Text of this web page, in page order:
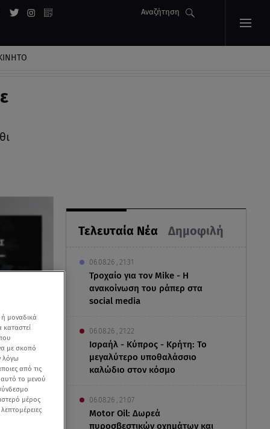
Αναζήτηση
Τελευταία Νέα Δημοφιλή
06.08.26 , 21:31
Τροχαίο για τον Mike - Η
ανακοίνωση του ράπερ στα
social media
06.08.26 , 21:22
Ισραήλ - Κύπρος - Κρήτη: Το
μεγαλύτερο υποθαλάσσιο
καλώδιο στον κόσμο
06.08.26 , 21:07
Motor Oil: Δωρεά
πυροσβεστικών οχημάτων και
μοναδικά
με σκοπό
λόγω
από τις
αυτό το μενού
μέρος